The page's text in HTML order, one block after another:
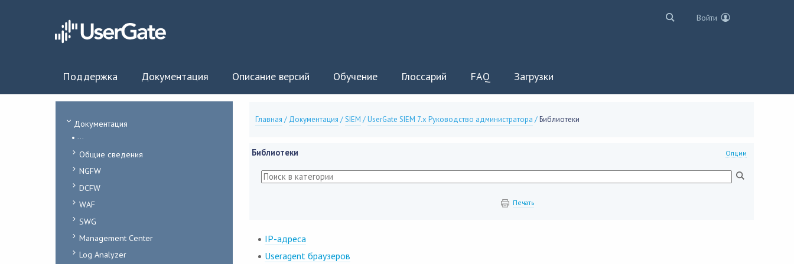
Войти
Поддержка Документация Описание версий Обучение Глоссарий FAQ Загрузки
Документация
...
Общие сведения
NGFW
DCFW
WAF
SWG
Management Center
Log Analyzer
Главная / Документация /SIEM /UserGate SIEM 7.x Руководство администратора /Библиотеки
Опции
Библиотеки
Печать
IP-адреса
Useragent браузеров